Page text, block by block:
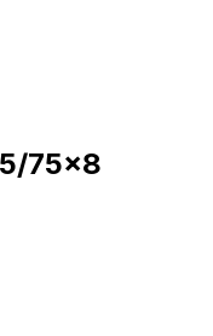
75×8